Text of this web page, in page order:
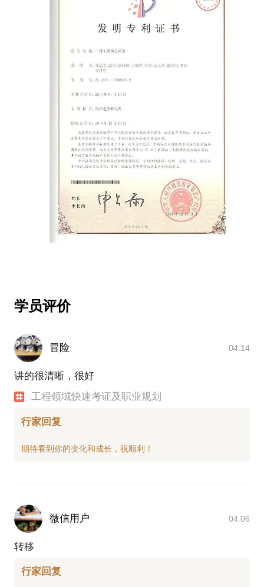
学员评价
冒险 04.14
讲的很清晰，很好
工程领域快速考证及职业规划
行家回复
微信用户 04.06
转移
行家回复